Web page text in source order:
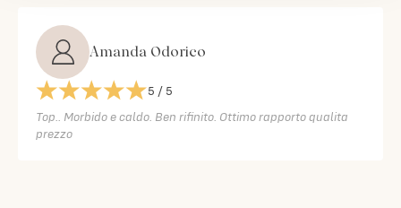
Amanda Odorico
5 / 5
Top.. Morbido e caldo. Ben rifinito. Ottimo rapporto qualita
prezzo